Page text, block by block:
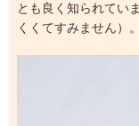
とも良く知られてい
くくてすみません）。